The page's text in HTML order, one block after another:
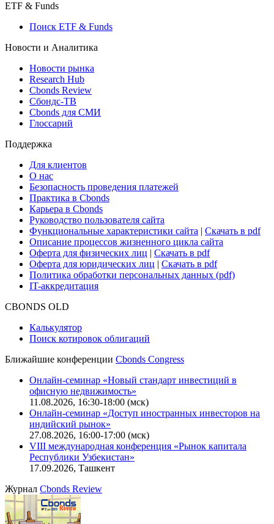
ETF & Funds
Поиск ETF & Funds
Новости и Аналитика
Новости рынка
Research Hub
Cbonds Review
Сбондс-ТВ
Cbonds для СМИ
Глоссарий
Поддержка
Для клиентов
О нас
Безопасность проведения платежей
Практика в Cbonds
Карьера в Cbonds
Руководство пользователя сайта
Функциональные характеристики сайта | Скачать в pdf
Описание процессов жизненного цикла сайта
Оферта для физических лиц | Скачать в pdf
Оферта для юридических лиц | Скачать в pdf
Политика обработки персональных данных (pdf)
IT-аккредитация
CBONDS OLD
Калькулятор
Поиск котировок облигаций
Ближайшие конференции Cbonds Congress
Онлайн-семинар «Новый стандарт инвестиций в
офисную недвижимость»
11.08.2026, 16:30-18:00 (мск)
Онлайн-семинар «Доступ иностранных инвесторов на
индийский рынок»
27.08.2026, 16:00-17:00 (мск)
VIII международная конференция «Рынок капитала
Республики Узбекистан»
17.09.2026, Ташкент
Журнал Cbonds Review